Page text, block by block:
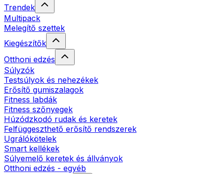
Trendek
Multipack
Melegítő szettek
Kiegészítők
Otthoni edzés
Súlyzók
Testsúlyok és nehezékek
Erősítő gumiszalagok
Fitness labdák
Fitness szőnyegek
Húzódzkodó rudak és keretek
Felfüggeszthető erősítő rendszerek
Ugrálókötelek
Smart kellékek
Súlyemelő keretek és állványok
Otthoni edzés - egyéb